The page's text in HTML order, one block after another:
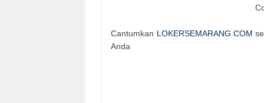
Cantumkan LOKERSEMARANG.COM
Anda